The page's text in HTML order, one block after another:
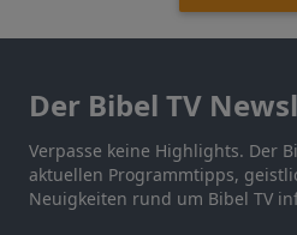
Der Bibel TV
Verpasse keine Highlights. Der
aktuellen Programmtipps,
Neuigkeiten rund um Bibel TV